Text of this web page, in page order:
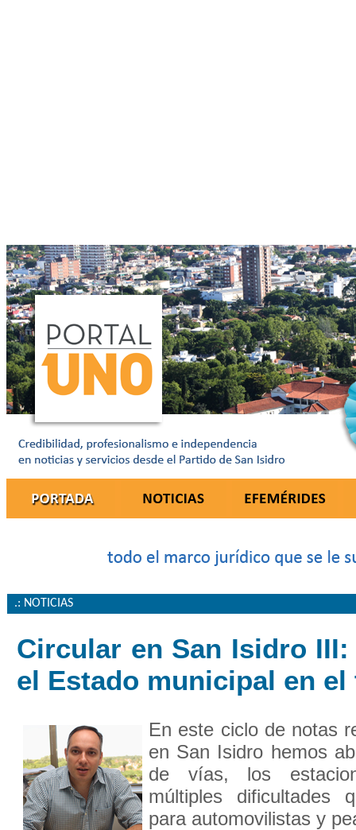
.: NOTICIAS
Circular en San Isidro III:
el Estado municipal en el
En este ciclo de notas
en San Isidro hemos
de vías, los
múltiples dificultades
para automovilistas y